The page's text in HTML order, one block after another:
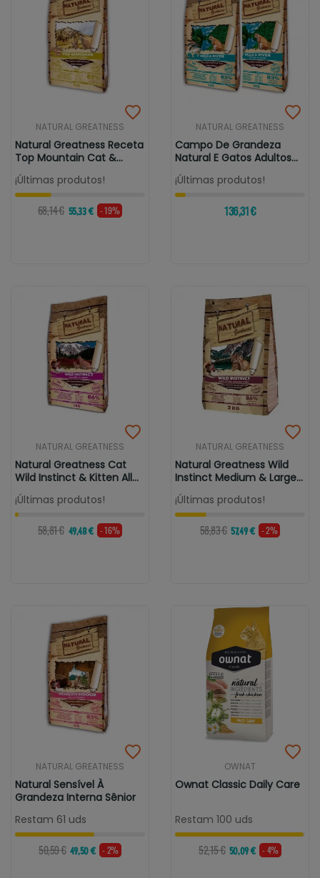
NATURAL GREATNESS
Natural Greatness Receta
Top Mountain Cat &
Kitten
¡Últimas produtos!
68,14 € 55,33 € - 19%
NATURAL GREATNESS
Campo De Grandeza
Natural E Gatos Adultos
Do Rio
¡Últimas produtos!
136,31 €
NATURAL GREATNESS
Natural Greatness Cat
Wild Instinct & Kitten All
Breed
¡Últimas produtos!
58,81 € 49,48 € - 16%
NATURAL GREATNESS
Natural Greatness Wild
Instinct Medium & Large
All Age
¡Últimas produtos!
58,83 € 57,49 € - 2%
NATURAL GREATNESS
Natural Sensível À
Grandeza Interna Sênior
Restam 61 uds
50,59 € 49,50 € - 2%
OWNAT
Ownat Classic Daily Care
Restam 100 uds
52,15 € 50,09 € - 4%